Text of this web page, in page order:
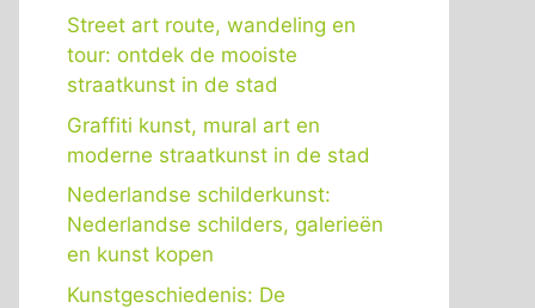
Street art route, wandeling en
tour: ontdek de mooiste
straatkunst in de stad
Graffiti kunst, mural art en
moderne straatkunst in de stad
Nederlandse schilderkunst:
Nederlandse schilders, galerieën
en kunst kopen
Kunstgeschiedenis: De